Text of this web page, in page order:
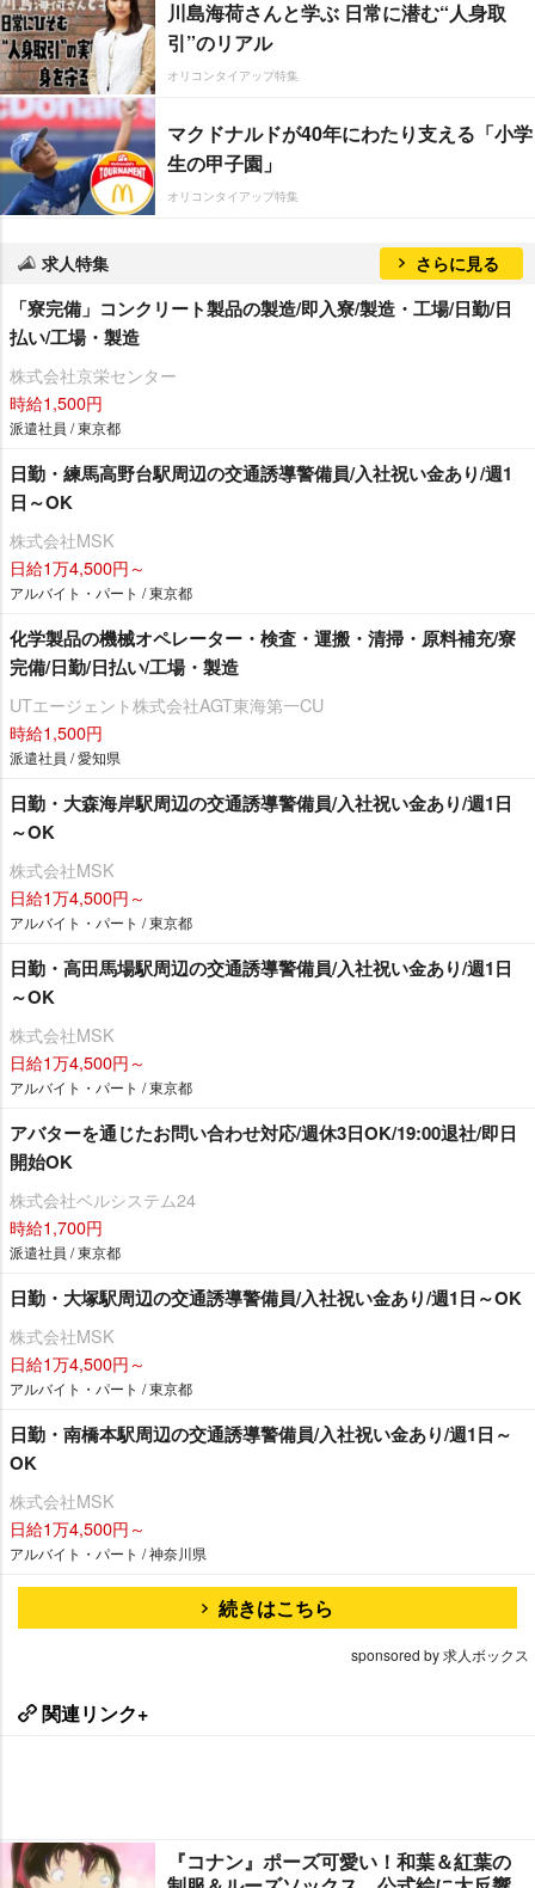
川島海荷さんと学ぶ 日常に潜む“人身取
引”のリアル
オリコンタイアップ特集
マクドナルドが40年にわたり支える「小学
生の甲子園」
オリコンタイアップ特集
求人特集 さらに見る
「寮完備」コンクリート製品の製造/即入寮/製造・工場/日勤/日
払い/工場・製造
株式会社京栄センター
時給1,500円
派遣社員 / 東京都
日勤・練馬高野台駅周辺の交通誘導警備員/入社祝い金あり/週1
日～OK
株式会社MSK
日給1万4,500円～
アルバイト・パート / 東京都
化学製品の機械オペレーター・検査・運搬・清掃・原料補充/寮
完備/日勤/日払い/工場・製造
UTエージェント株式会社AGT東海第一CU
時給1,500円
派遣社員 / 愛知県
日勤・大森海岸駅周辺の交通誘導警備員/入社祝い金あり/週1日
～OK
株式会社MSK
日給1万4,500円～
アルバイト・パート / 東京都
日勤・高田馬場駅周辺の交通誘導警備員/入社祝い金あり/週1日
～OK
株式会社MSK
日給1万4,500円～
アルバイト・パート / 東京都
アバターを通じたお問い合わせ対応/週休3日OK/19:00退社/即日
開始OK
株式会社ベルシステム24
時給1,700円
派遣社員 / 東京都
日勤・大塚駅周辺の交通誘導警備員/入社祝い金あり/週1日～OK
株式会社MSK
日給1万4,500円～
アルバイト・パート / 東京都
日勤・南橋本駅周辺の交通誘導警備員/入社祝い金あり/週1日～
OK
株式会社MSK
日給1万4,500円～
アルバイト・パート / 神奈川県
続きはこちら
sponsored by 求人ボックス
関連リンク+
『コナン』ポーズ可愛い！和葉＆紅葉の